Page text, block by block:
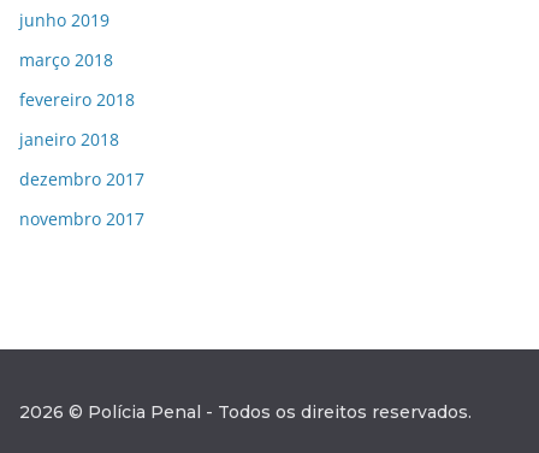
junho 2019
março 2018
fevereiro 2018
janeiro 2018
dezembro 2017
novembro 2017
2026 © Polícia Penal - Todos os direitos reservados.